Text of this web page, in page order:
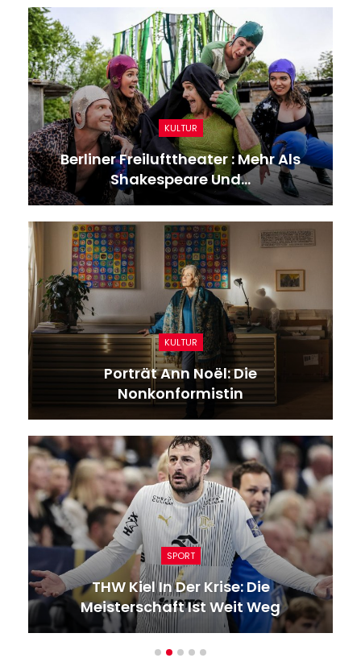
KULTUR
Berliner Freilufttheater : Mehr Als
Shakespeare Und…
KULTUR
Porträt Ann Noël: Die
Nonkonformistin
SPORT
THW Kiel In Der Krise: Die
Meisterschaft Ist Weit Weg